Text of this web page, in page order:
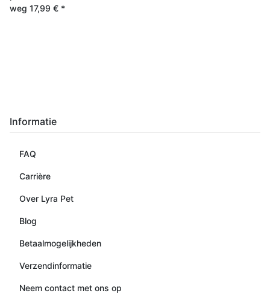
weg 17,99 € *
Informatie
FAQ
Carrière
Over Lyra Pet
Blog
Betaalmogelijkheden
Verzendinformatie
Neem contact met ons op